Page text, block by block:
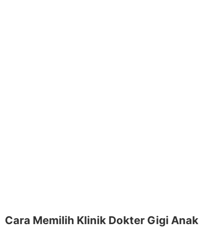
Cara Memilih Klinik Dokter Gigi Anak